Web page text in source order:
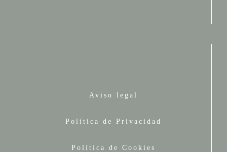
Aviso legal
Política de Privacidad
Política de Cookies